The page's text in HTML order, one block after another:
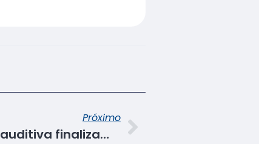
Próximo
Alunas com deficiência auditiva finalizam curso de bolos e tortas no Senac